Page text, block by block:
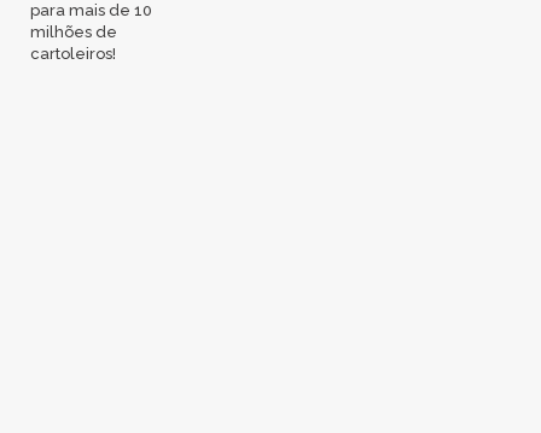
para mais de 10
milhões de
cartoleiros!